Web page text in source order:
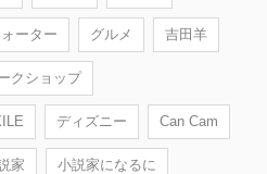
ーター グルメ 吉田羊
クショップ
ディズニー Can Cam
家 小説家になるに